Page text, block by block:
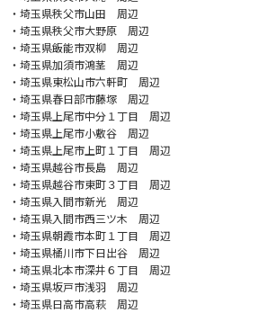
・埼玉県秩父市山田 周辺
・埼玉県秩父市大野原 周辺
・埼玉県飯能市双柳 周辺
・埼玉県加須市鴻茎 周辺
・埼玉県東松山市六軒町 周辺
・埼玉県春日部市藤塚 周辺
・埼玉県上尾市中分１丁目 周辺
・埼玉県上尾市小敷谷 周辺
・埼玉県上尾市上町１丁目 周辺
・埼玉県越谷市長島 周辺
・埼玉県越谷市東町３丁目 周辺
・埼玉県入間市新光 周辺
・埼玉県入間市西三ツ木 周辺
・埼玉県朝霞市本町１丁目 周辺
・埼玉県桶川市下日出谷 周辺
・埼玉県北本市深井６丁目 周辺
・埼玉県坂戸市浅羽 周辺
・埼玉県日高市高萩 周辺